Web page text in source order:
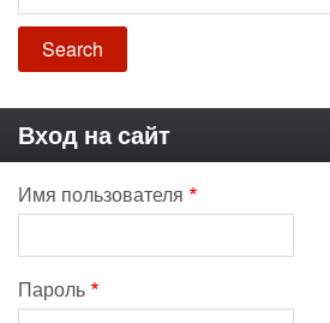
Вход на сайт
Имя пользователя
Пароль